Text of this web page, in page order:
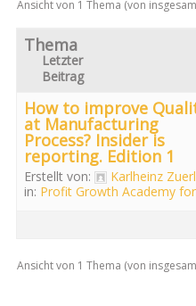
Ansicht von 1 Thema (von
Thema
Letzter
Beitrag
How to improve
at Manufacturing
Process? Insider is
reporting. Edition 1
Erstellt von:
Karlheinz Zuerl
in: Profit Growth Academy
Ansicht von 1 Thema (von